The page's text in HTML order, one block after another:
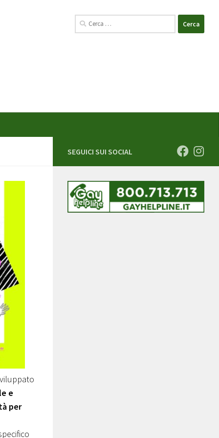
Ricerca
per:
e
per
SEGUICI SUI SOCIAL